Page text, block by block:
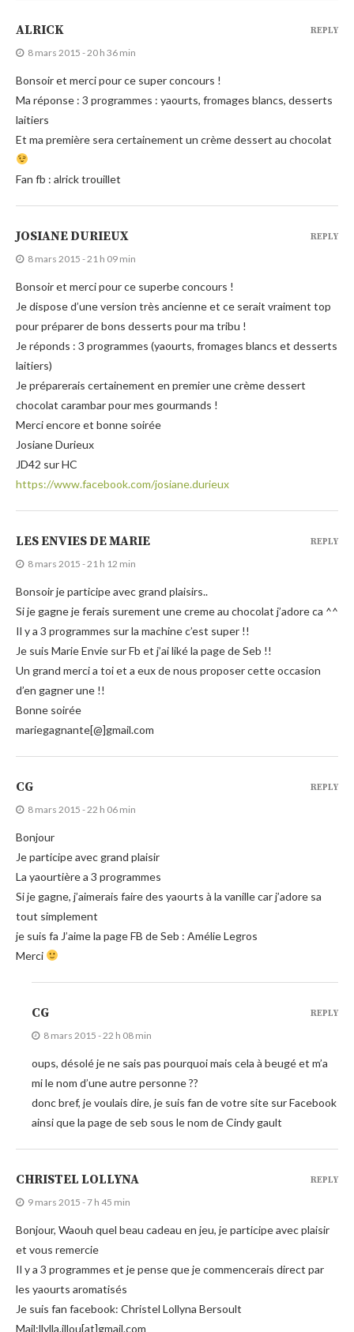
ALRICK
8 mars 2015 - 20 h 36 min
Bonsoir et merci pour ce super concours !
Ma réponse : 3 programmes : yaourts, fromages blancs, desserts
laitiers
Et ma première sera certainement un crème dessert au chocolat
Fan fb : alrick trouillet
REPLY
JOSIANE DURIEUX
8 mars 2015 - 21 h 09 min
Bonsoir et merci pour ce superbe concours !
Je dispose d’une version très ancienne et ce serait vraiment top
pour préparer de bons desserts pour ma tribu !
Je réponds : 3 programmes (yaourts, fromages blancs et desserts
laitiers)
Je préparerais certainement en premier une crème dessert
chocolat carambar pour mes gourmands !
Merci encore et bonne soirée
Josiane Durieux
JD42 sur HC
https://www.facebook.com/josiane.durieux
REPLY
LES ENVIES DE MARIE
8 mars 2015 - 21 h 12 min
Bonsoir je participe avec grand plaisirs..
Si je gagne je ferais surement une creme au chocolat j’adore ca ^^
Il y a 3 programmes sur la machine c’est super !!
Je suis Marie Envie sur Fb et j’ai liké la page de Seb !!
Un grand merci a toi et a eux de nous proposer cette occasion
d’en gagner une !!
Bonne soirée
mariegagnante[@]gmail.com
REPLY
CG
8 mars 2015 - 22 h 06 min
Bonjour
Je participe avec grand plaisir
La yaourtière a 3 programmes
Si je gagne, j’aimerais faire des yaourts à la vanille car j’adore sa
tout simplement
je suis fa J’aime la page FB de Seb : Amélie Legros
Merci
REPLY
CG
8 mars 2015 - 22 h 08 min
oups, désolé je ne sais pas pourquoi mais cela à beugé et m’a
mi le nom d’une autre personne ??
donc bref, je voulais dire, je suis fan de votre site sur Facebook
ainsi que la page de seb sous le nom de Cindy gault
REPLY
CHRISTEL LOLLYNA
9 mars 2015 - 7 h 45 min
Bonjour, Waouh quel beau cadeau en jeu, je participe avec plaisir
et vous remercie
Il y a 3 programmes et je pense que je commencerais direct par
les yaourts aromatisés
Je suis fan facebook: Christel Lollyna Bersoult
Mail:llylla.illou[at]gmail.com
REPLY